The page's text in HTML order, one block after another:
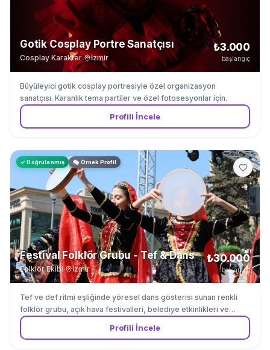
Gotik Cosplay Portre Sanatçısı
Cosplay Karakter· İzmir
₺3.000
başlangıç
Büyüleyici gotik cosplay portresiyle özel organizasyon
sanatçısı. Karanlık tema partiler ve özel fotosesyonlar için.
Profili İncele
✓ Doğrulanmış 🎭 Örnek Profil
Festival Folklör Grubu - Tef & Dans
Folklör Ekibi· İzmir
₺30.000
başlangıç
Tef ve def ritmi eşliğinde yöresel dans gösterisi sunan renkli
folklör grubu, açık hava festivalleri, belediye etkinlikleri ve
kültürel organizasyonlar için enerjik ve coşkulu sahne
performansı gerçekleştirir.
Profili İncele